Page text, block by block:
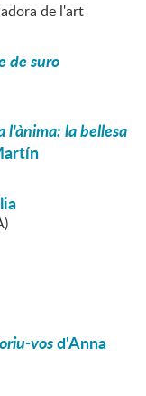
de l'art
de suro
l'ànima: la bellesa
vosd'Anna